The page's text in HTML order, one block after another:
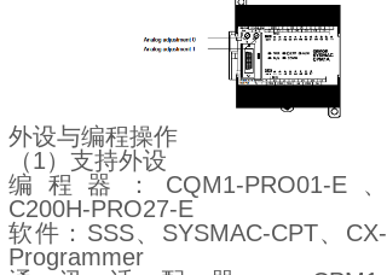
外设与编程操作
（1）支持外设
编程器：CQM1-PRO01-E、
C200H-PRO27-E
软件：SSS、SYSMAC-CPT、CX-
Programmer